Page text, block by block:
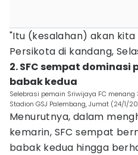
"Itu (kesalahan) akan
Persikota di kandang,
2. SFC sempat
babak kedua
Selebrasi pemain Sriwijaya FC
Stadion GSJ Palembang, Jumat (24/1/
Menurutnya, dalam
kemarin, SFC sempat
babak kedua hingga